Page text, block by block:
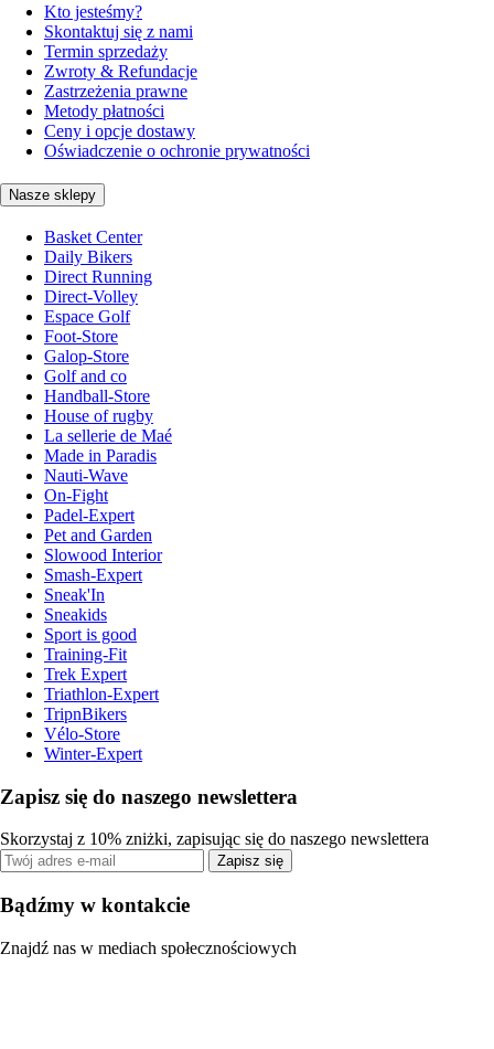
Kto jesteśmy?
Skontaktuj się z nami
Termin sprzedaży
Zwroty & Refundacje
Zastrzeżenia prawne
Metody płatności
Ceny i opcje dostawy
Oświadczenie o ochronie prywatności
Nasze sklepy
Basket Center
Daily Bikers
Direct Running
Direct-Volley
Espace Golf
Foot-Store
Galop-Store
Golf and co
Handball-Store
House of rugby
La sellerie de Maé
Made in Paradis
Nauti-Wave
On-Fight
Padel-Expert
Pet and Garden
Slowood Interior
Smash-Expert
Sneak'In
Sneakids
Sport is good
Training-Fit
Trek Expert
Triathlon-Expert
TripnBikers
Vélo-Store
Winter-Expert
Zapisz się do naszego newslettera
Skorzystaj z 10% zniżki, zapisując się do naszego newslettera
Zapisz się
Bądźmy w kontakcie
Znajdź nas w mediach społecznościowych